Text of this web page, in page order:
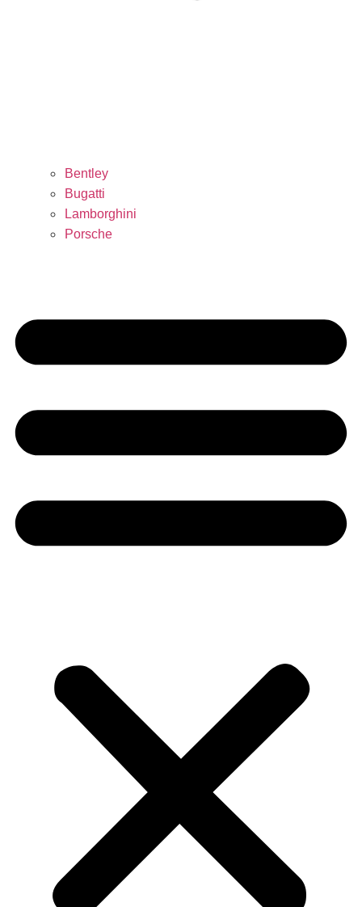
Bentley
Bugatti
Lamborghini
Porsche